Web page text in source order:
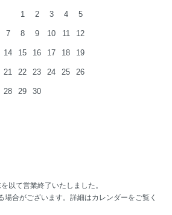
1 2 3 4 5
7 8 9 10 11 12
14 15 16 17 18 19
21 22 23 24 25 26
28 29 30
以て営業終了いたしました。
場合がございます。詳細はカレンダーをご覧く